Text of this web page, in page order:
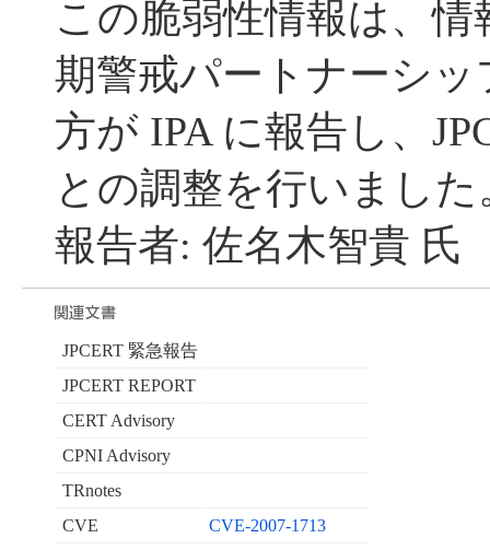
この脆弱性情報は、
期警戒パートナーシ
方が IPA に報告し、
との調整を行いました
報告者: 佐名木智貴 氏
JPCERT 緊急報告
JPCERT REPORT
CERT Advisory
CPNI Advisory
TRnotes
CVE
CVE-2007-1713